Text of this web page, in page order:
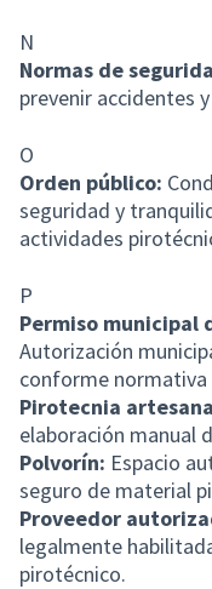
N
Normas de
prevenir accidentes
O
Orden público:
seguridad y
actividades
P
Permiso municipal
Autorización
conforme
Pirotecnia
elaboración manual
Polvorín: Espacio
seguro de material
Proveedor
legalmente
pirotécnico.